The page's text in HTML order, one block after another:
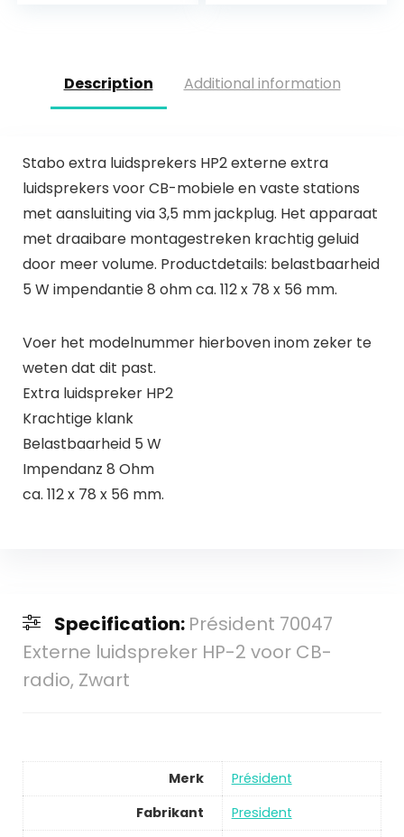
Description Additional information
Stabo extra luidsprekers HP2 externe extra
luidsprekers voor CB-mobiele en vaste stations
met aansluiting via 3,5 mm jackplug. Het apparaat
met draaibare montagestreken krachtig geluid
door meer volume. Productdetails: belastbaarheid
5 W impendantie 8 ohm ca. 112 x 78 x 56 mm.
Voer het modelnummer hierboven inom zeker te
weten dat dit past.
Extra luidspreker HP2
Krachtige klank
Belastbaarheid 5 W
Impendanz 8 Ohm
ca. 112 x 78 x 56 mm.
Specification: Président 70047
Externe luidspreker HP-2 voor CB-
radio, Zwart
Merk
Président
Fabrikant
President